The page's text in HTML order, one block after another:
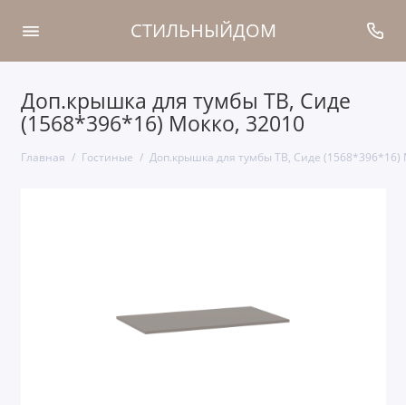
СТИЛЬНЫЙДОМ
Доп.крышка для тумбы ТВ, Сиде
(1568*396*16) Мокко, 32010
Главная Гостиные Доп.крышка для тумбы ТВ, Сиде (1568*396*16)